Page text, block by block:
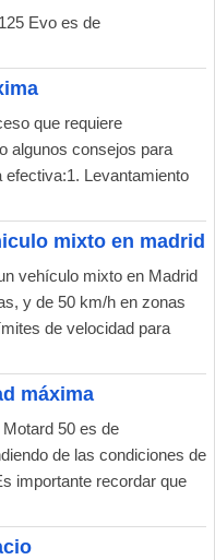
Evo es de
que requiere
algunos consejos para
Levantamiento
mixto en madrid
vehículo mixto en Madrid
y de 50 km/h en zonas
de velocidad para
máxima
50 es de
de las condiciones de
importante recordar que